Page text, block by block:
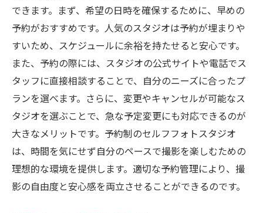
できます。まず、希望の日時を確保するために、早めの
予約がおすすめです。人気のスタジオは予約が埋まりや
すいため、スケジュールに余裕を持たせると安心です。
また、予約の際には、スタジオの公式サイトや電話でス
タッフに直接相談することで、自分のニーズに合ったプ
ランを選べます。さらに、変更やキャンセルが可能なス
タジオを選ぶことで、急な予定変更にも対応できるのが
大きなメリットです。予約制のセルフフォトスタジオ
は、時間を気にせず自分のペースで撮影を楽しむための
理想的な環境を提供します。適切な予約管理により、撮
影の自由度と安心感を両立させることができるのです。